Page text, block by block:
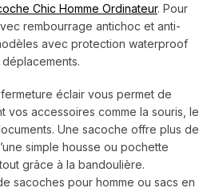
Chic Homme Ordinateur. Pour
rembourrage antichoc et anti-
avec protection waterproof
éclair vous permet de
vos accessoires comme la souris, le
Une sacoche offre plus de
simple housse ou pochette
grâce à la bandoulière.
sacoches pour homme ou sacs en